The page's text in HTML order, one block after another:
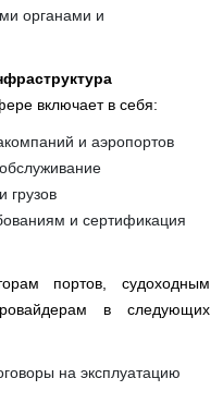
органами и
включает в себя:
и аэропортов
грузов
и сертификация
портов, судоходным
в следующих
на эксплуатацию